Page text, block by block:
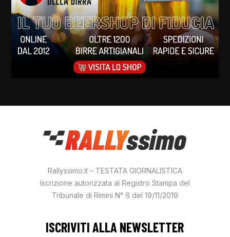
Rallyssimo.it – TESTATA GIORNALISTICA
Iscrizione autorizzata al Registro Stampa del
Tribunale di Rimini N° 6 del 19/11/2019
ISCRIVITI ALLA NEWSLETTER